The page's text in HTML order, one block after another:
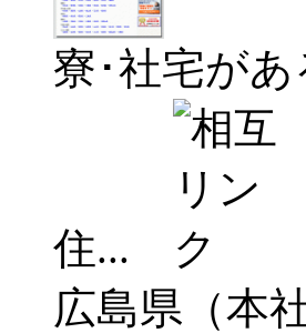
寮･社宅が
住...
広島県（本